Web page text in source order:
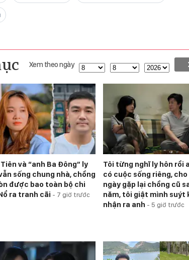
Xem theo ngày
và “anh Ba Đông” ly
sống chung nhà, chồng
được bao toàn bộ chi
ra tranh cãi - 7 giờ trước
Tôi từng nghĩ ly hôn rồi
có cuộc sống riêng, cho
ngày gặp lại chồng cũ
năm, tôi giật mình suýt
nhận ra anh - 5 giờ trước